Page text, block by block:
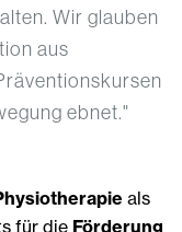
Wir glauben
aus
ebnet."
als
für die Förderung